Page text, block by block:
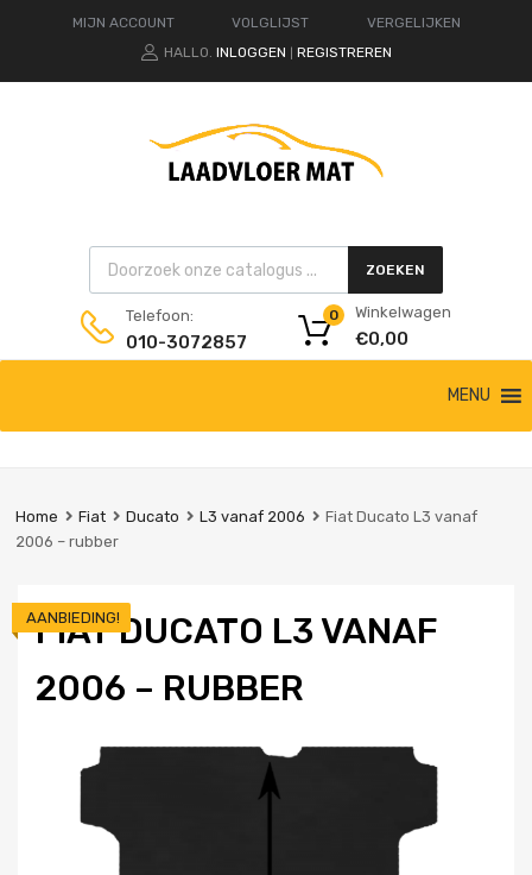
MIJN ACCOUNT VOLGLIJST
VERGELIJKEN
HALLO. INLOGGEN REGISTREREN
Products search ZOEKEN
Telefoon:
010-3072857
Winkelwagen
€0,00
0
de
MENU
Home Fiat Ducato L3 vanaf 2006
Fiat Ducato L3 vanaf
2006 – rubber
FIAT DUCATO L3 VANAF
2006 – RUBBER
AANBIEDING!